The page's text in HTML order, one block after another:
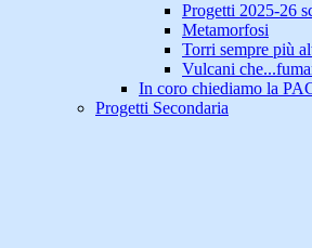
Progetti 2025-26
Metamorfosi
Torri sempre più
Vulcani
In coro chiediamo la
Progetti Secondaria